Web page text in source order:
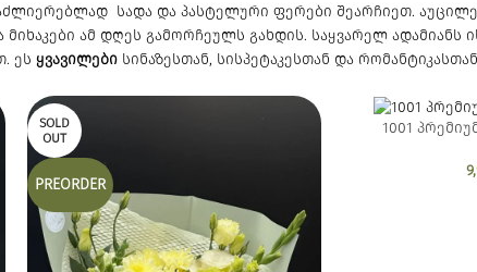
სადა და პასტელური ფერები შეარჩიეთ.
ამ დღეს გამორჩეულს გახდის. საყვარელ ადამიანს
ეს ყვავილები სინაზესთან, სისპეტაკესთან და
SOLD
OUT
PREORDER
1001